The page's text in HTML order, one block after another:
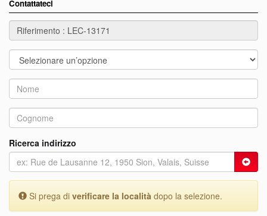
Contattateci
Ricerca indirizzo
Si prega di verificare la località dopo la selezione.